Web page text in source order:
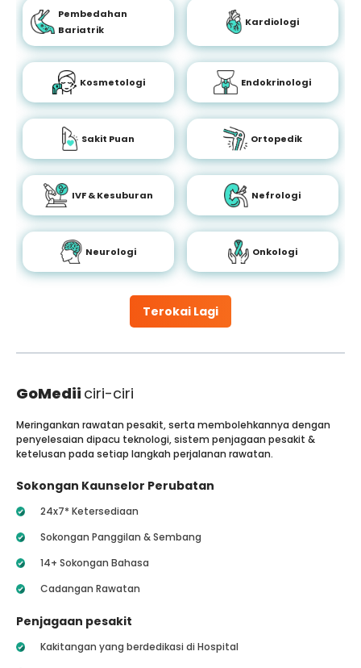
Terokai Lagi
Pembedahan
Bariatrik
Kardiologi
Kosmetologi Endokrinologi
Sakit Puan Ortopedik
IVF & Kesuburan Nefrologi
Neurologi Onkologi
GoMedii ciri-ciri
Meringankan rawatan pesakit, serta membolehkannya dengan
penyelesaian dipacu teknologi, sistem penjagaan pesakit &
ketelusan pada setiap langkah perjalanan rawatan.
Sokongan Kaunselor Perubatan
24x7* Ketersediaan
Sokongan Panggilan & Sembang
14+ Sokongan Bahasa
Cadangan Rawatan
Penjagaan pesakit
Kakitangan yang berdedikasi di Hospital